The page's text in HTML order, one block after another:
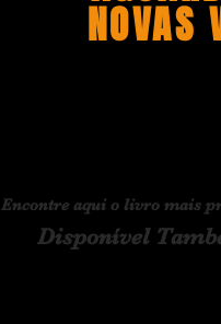
NOVAS
Encontre aqui o livro mais
Disponível